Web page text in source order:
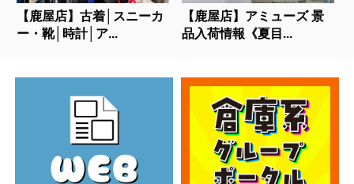
【鹿屋店】古着│スニーカ
ー・靴│時計│ア...
【鹿屋店】アミューズ 景
品入荷情報《夏目...